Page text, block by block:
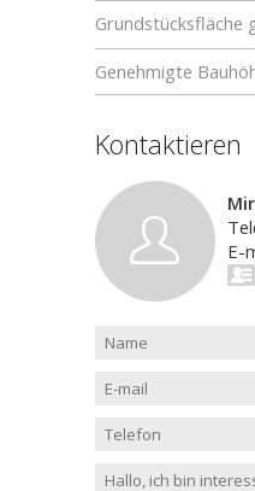
Grundstücksfläche
Genehmigte
Kontaktieren
E-